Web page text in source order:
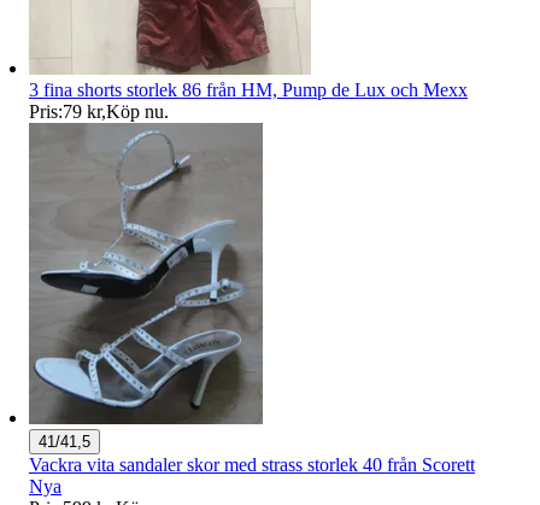
3 fina shorts storlek 86 från HM, Pump de Lux och Mexx
Pris:79 kr,Köp nu.
41/41,5
Vackra vita sandaler skor med strass storlek 40 från Scorett
Nya